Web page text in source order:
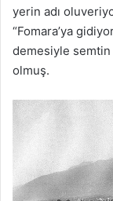
yerin adı
“Fomara’ya
demesiyle
olmuş.